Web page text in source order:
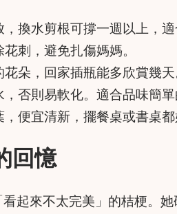
換水剪根可撐一週以上，適
刺，避免扎傷媽媽。
朵，回家插瓶能多欣賞幾天
否則易軟化。適合品味簡單
便宜清新，擺餐桌或書桌都
回憶
起來不太完美」的桔梗。